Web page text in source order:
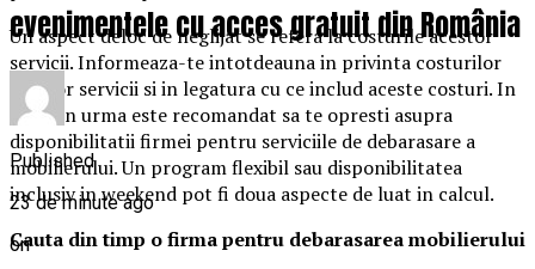
Un aspect deloc de neglijat se refera la costurile acestor
servicii. Informeaza-te intotdeauna in privinta costurilor
acestor servicii si in legatura cu ce includ aceste costuri. In
cele din urma este recomandat sa te opresti asupra
disponibilitatii firmei pentru serviciile de debarasare a
mobilierului. Un program flexibil sau disponibilitatea
inclusiv in weekend pot fi doua aspecte de luat in calcul.
Cauta din timp o firma pentru debarasarea mobilierului
evenimentele cu acces gratuit din România
Published
23 de minute ago
on